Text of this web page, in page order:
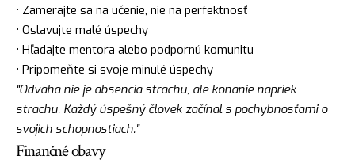
• Zamerajte sa na učenie, nie na perfektnosť
• Oslavujte malé úspechy
• Hľadajte mentora alebo podpornú komunitu
• Pripomeňte si svoje minulé úspechy
"Odvaha nie je absencia strachu, ale konanie napriek
strachu. Každý úspešný človek začínal s pochybnosťami o
svojich schopnostiach."
Finančné obavy